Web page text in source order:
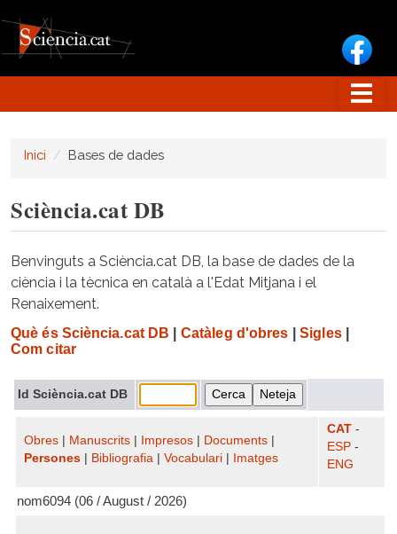
Inici Bases de dades
Sciència.cat DB
Benvinguts a Sciència.cat DB, la base de dades de la
ciència i la tècnica en català a l'Edat Mitjana i el
Renaixement.
Què és Sciència.cat DB Catàleg d'obres Sigles|
Com citar
Id Sciència.cat DB
Obres Manuscrits Impresos Documents
Persones
Bibliografia Vocabulari Imatges
CAT -
ESP -
ENG
nom6094 (06 / August / 2026)